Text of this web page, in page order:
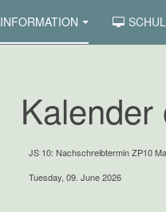
INFORMATION
Kalender
JS 10: Nachschreibtermin ZP10
Tuesday, 09. June 2026